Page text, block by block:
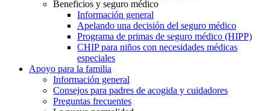
Beneficios y seguro médico
Información general
Apelando una decisión del seguro médico
Programa de primas de seguro médico (HIPP)
CHIP para niños con necesidades médicas
especiales
Apoyo para la familia
Información general
Consejos para padres de acogida y cuidadores
Preguntas frecuentes